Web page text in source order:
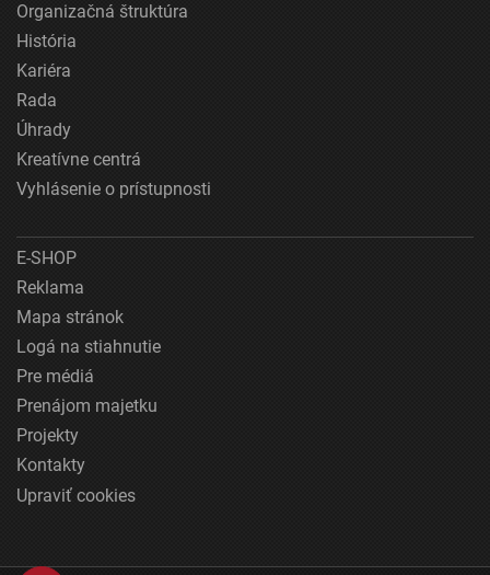
Organizačná štruktúra
História
Kariéra
Rada
Úhrady
Kreatívne centrá
Vyhlásenie o prístupnosti
E-SHOP
Reklama
Mapa stránok
Logá na stiahnutie
Pre médiá
Prenájom majetku
Projekty
Kontakty
Upraviť cookies